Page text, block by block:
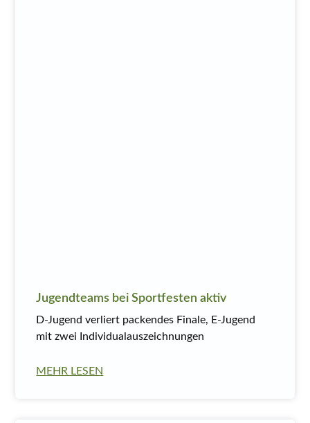
Jugendteams bei Sportfesten aktiv
D-Jugend verliert packendes Finale, E-Jugend
mit zwei Individualauszeichnungen
MEHR LESEN